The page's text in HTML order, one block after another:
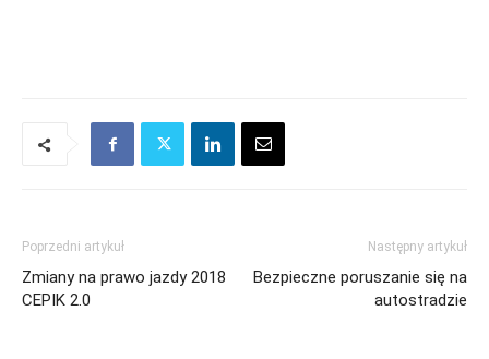
Poprzedni artykuł
Zmiany na prawo jazdy 2018
CEPIK 2.0
Następny artykuł
Bezpieczne poruszanie się na
autostradzie